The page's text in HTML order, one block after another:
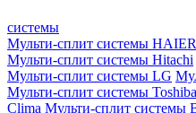
системы
Мульти-сплит системы HAIER
Мульти-сплит системы Hitachi
Мульти-сплит системы LG
Мульти-сплит системы Toshiba
Clima Мульти-сплит системы